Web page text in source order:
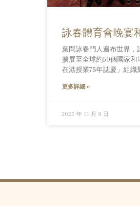
詠春體育會晚宴
葉問詠春門人遍布世界，
擴展至全球約50個國家
在港授業75年誌慶」組織
中，觀察葉問指派徒弟成
傳播兩方面，更立體地推
更多詳細 »
2025 年 11 月 8 日